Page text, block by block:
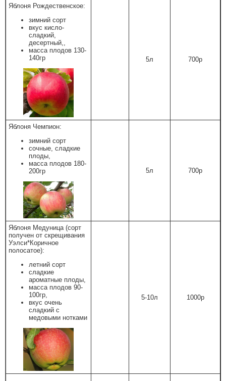
Яблоня Рождественское:
зимний сорт
вкус кисло-
сладкий,
десертный,,
масса плодов 130-
140гр
5л 700р
Яблоня Чемпион:
зимний сорт
сочные, сладкие
плоды,
масса плодов 180-
200гр
5л 700р
Яблоня Медуница (сорт
получен от скрещивания
Уэлси*Коричное
полосатое):
летний сорт
сладкие
ароматные плоды,
масса плодов 90-
100гр,
вкус очень
сладкий с
медовыми нотками
5-10л 1000р